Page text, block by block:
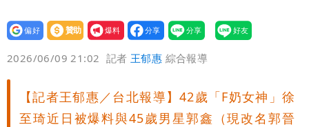
設為
贊助
我要
爆料
2026/06/09 21:02 記者 王郁惠 綜合報導
【記者王郁惠／台北報導】42歲「F奶女神」徐
至琦近日被爆料與45歲男星郭鑫（現改名郭晉